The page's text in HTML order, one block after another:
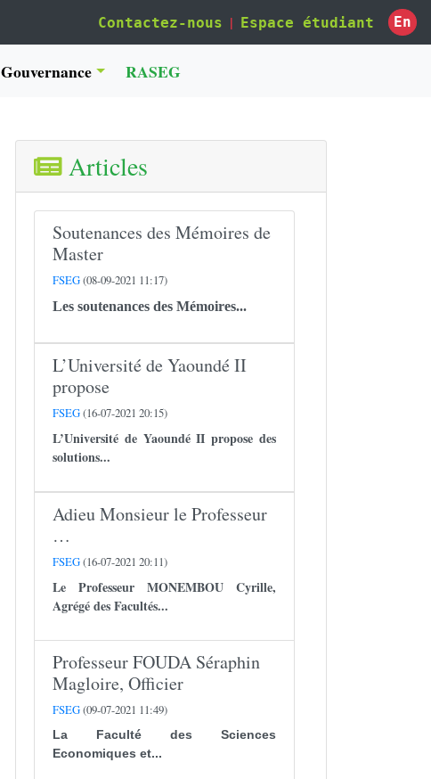
Contactez-nous | Espace étudiant En
Gouvernance RASEG
Articles
Soutenances des Mémoires de
Master
FSEG(08-09-2021 11:17)
Les soutenances des Mémoires...
L’Université de Yaoundé II
propose
FSEG(16-07-2021 20:15)
L’Université de Yaoundé II propose des
solutions...
Adieu Monsieur le Professeur
…
FSEG(16-07-2021 20:11)
Le Professeur MONEMBOU Cyrille,
Agrégé des Facultés...
Professeur FOUDA Séraphin
Magloire, Officier
FSEG(09-07-2021 11:49)
La Faculté des Sciences
Economiques et...